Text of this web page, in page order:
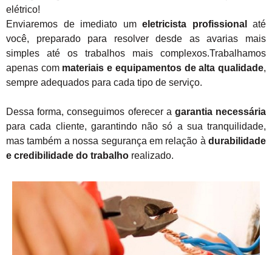
elétrico!
Enviaremos de imediato um eletricista profissional
até
você, preparado para resolver desde as avarias mais
simples até os trabalhos mais complexos.Trabalhamos
apenas com materiais e equipamentos de alta qualidade,
sempre adequados para cada tipo de serviço.
Dessa forma, conseguimos oferecer a garantia necessária
para cada cliente, garantindo não só a sua tranquilidade,
mas também a nossa segurança em relação à durabilidade
e credibilidade do trabalho realizado.